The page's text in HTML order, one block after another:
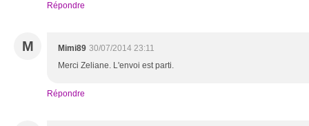
Répondre
M Mimi89 30/07/2014 23:11
Merci Zeliane. L'envoi est parti.
Répondre